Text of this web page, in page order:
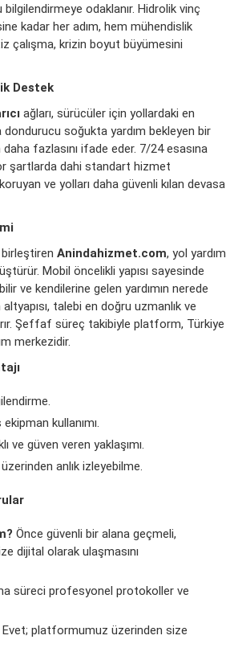
odaklanır. Hidrolik vinç
kadar her adım, hem mühendislik
çalışma, krizin boyut büyümesini
Destek
ağları, sürücüler için yollardaki en
dondurucu soğukta yardım bekleyen bir
fazlasını ifade eder. 7/24 esasına
şartlarda dahi standart hizmet
ve yolları daha güvenli kılan devasa
Anindahizmet.com, yol yardım
Mobil öncelikli yapısı sayesinde
ve kendilerine gelen yardımın nerede
talebi en doğru uzmanlık ve
Şeffaf süreç takibiyle platform, Türkiye
merkezidir.
kullanımı.
güven veren yaklaşımı.
anlık izleyebilme.
Önce güvenli bir alana geçmeli,
dijital olarak ulaşmasını
süreci profesyonel protokoller ve
Evet; platformumuz üzerinden size